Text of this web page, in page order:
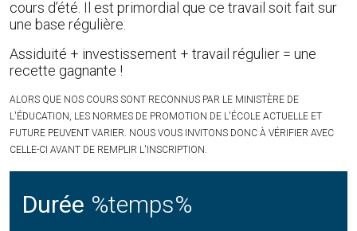
cours d’été. Il est primordial que ce travail soit fait sur
une base régulière.
Assiduité + investissement + travail régulier = une
recette gagnante !
ALORS QUE NOS COURS SONT RECONNUS PAR LE MINISTÈRE DE
L'ÉDUCATION, LES NORMES DE PROMOTION DE L'ÉCOLE ACTUELLE ET
FUTURE PEUVENT VARIER. NOUS VOUS INVITONS DONC À VÉRIFIER AVEC
CELLE-CI AVANT DE REMPLIR L'INSCRIPTION.
Durée %temps%